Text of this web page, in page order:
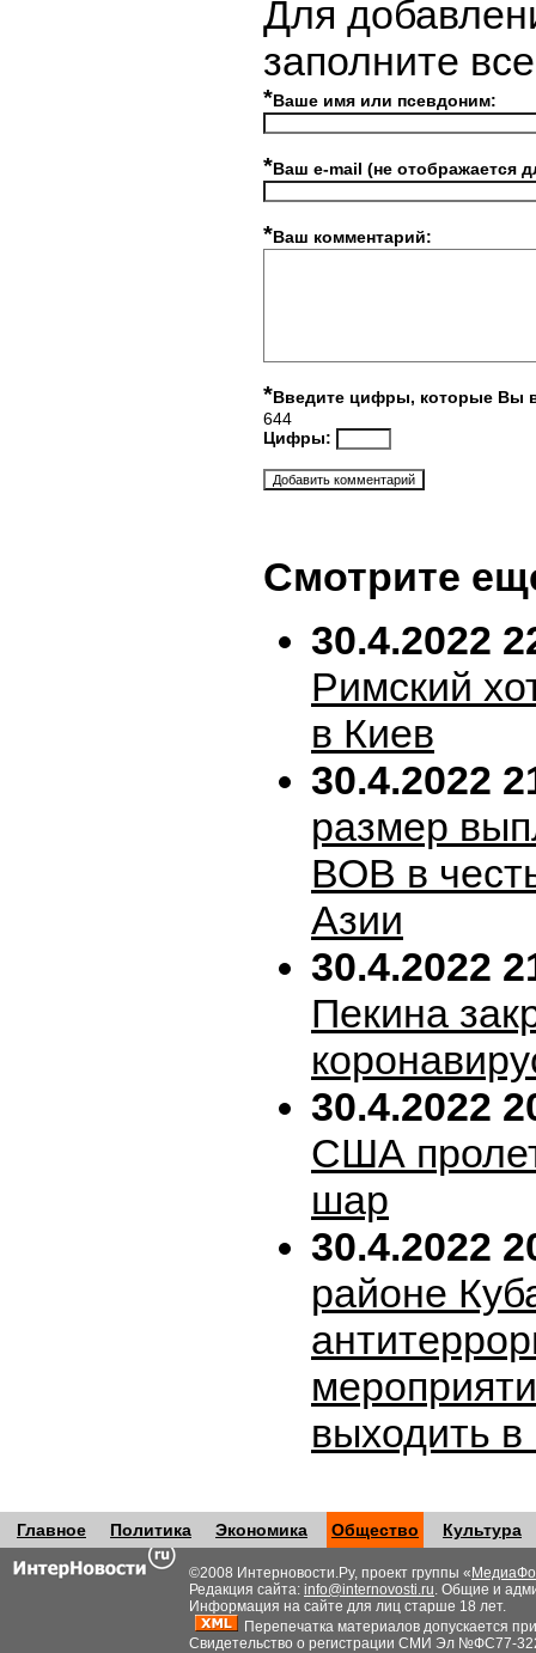
Для
заполните
*Ваше имя или псевдоним:
*Ваш e-mail (не отображается
*Ваш комментарий:
*Введите цифры, которые Вы
644
Цифры:
Смотрите
30.4.2022
Римский
в Киев
30.4.2022
размер
ВОВ в
Азии
30.4.2022
Пекина
30.4.2022
США
шар
30.4.2022
районе
выходить
Главное Политика Экономика Общество Культура
©2008 Интерновости.Ру, проект группы «
Редакция сайта: info@internovosti.ru. Общие и
Информация на сайте для лиц старше 18 лет.
Перепечатка материалов допускается
Свидетельство о регистрации СМИ Эл №ФС77-